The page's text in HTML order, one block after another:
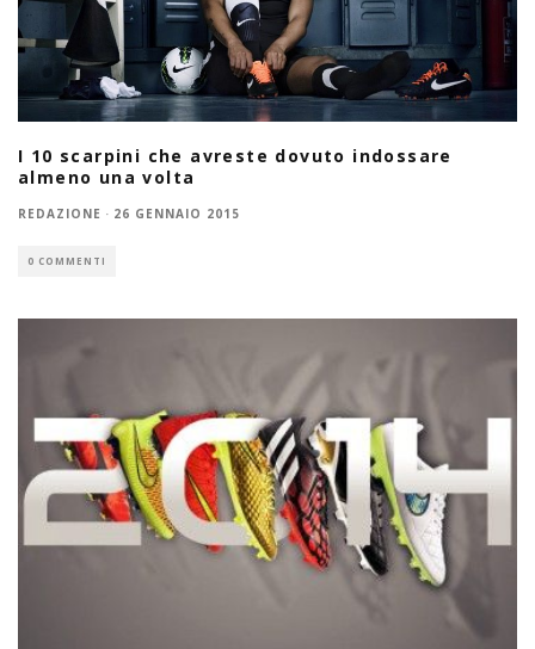
I 10 scarpini che avreste dovuto indossare
almeno una volta
REDAZIONE · 26 GENNAIO 2015
0 COMMENTI